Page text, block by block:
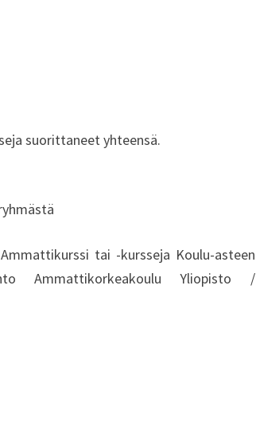
suorittaneet yhteensä.
tai -kursseja Koulu-asteen
Ammattikorkeakoulu Yliopisto /